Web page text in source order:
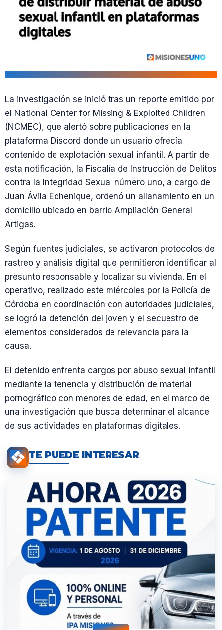
La investigación se inició tras un reporte emitido por
el National Center for Missing & Exploited Children
(NCMEC), que alertó sobre publicaciones en la
plataforma Discord donde un usuario ofrecía
contenido de explotación sexual infantil. A partir de
esta notificación, la Fiscalía de Instrucción de Delitos
contra la Integridad Sexual número uno, a cargo de
Juan Ávila Echenique, ordenó un allanamiento en un
domicilio ubicado en barrio Ampliación General
Artigas.
Según fuentes judiciales, se activaron protocolos de
rastreo y análisis digital que permitieron identificar al
presunto responsable y localizar su vivienda. En el
operativo, realizado este miércoles por la Policía de
Córdoba en coordinación con autoridades judiciales,
se logró la detención del joven y el secuestro de
elementos considerados de relevancia para la
causa.
El detenido enfrenta cargos por abuso sexual infantil
mediante la tenencia y distribución de material
pornográfico con menores de edad, en el marco de
una investigación que busca determinar el alcance
de sus actividades en plataformas digitales.
TE PUEDE INTERESAR